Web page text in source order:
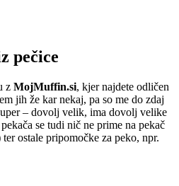
pečice
z MojMuffin.si, kjer najdete odličen
jih že kar nekaj, pa so me do zdaj
– dovolj velik, ima dovolj velike
se tudi nič ne prime na pekač
ostale pripomočke za peko, npr.